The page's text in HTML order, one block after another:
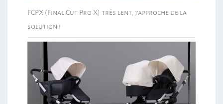
FCPX (Final Cut Pro X) très lent, j’approche de la
solution !